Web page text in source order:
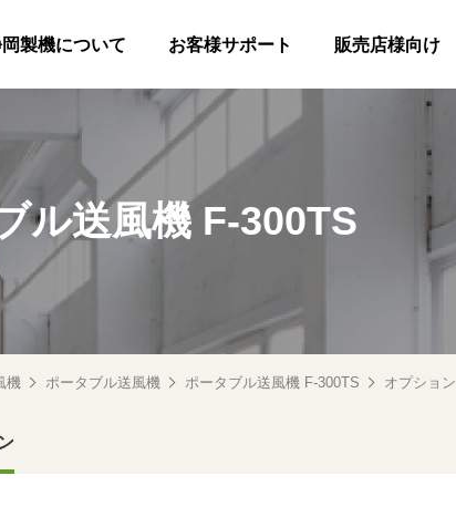
製機について お客様サポート 販売店様向け
ル送風機 F-300TS
機 ポータブル送風機 ポータブル送風機 F-300TS オプション